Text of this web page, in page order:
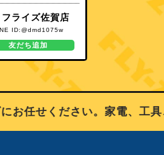
フライズ佐賀店
ID:@dmd1075w
友だち追加
任せください。家電、工